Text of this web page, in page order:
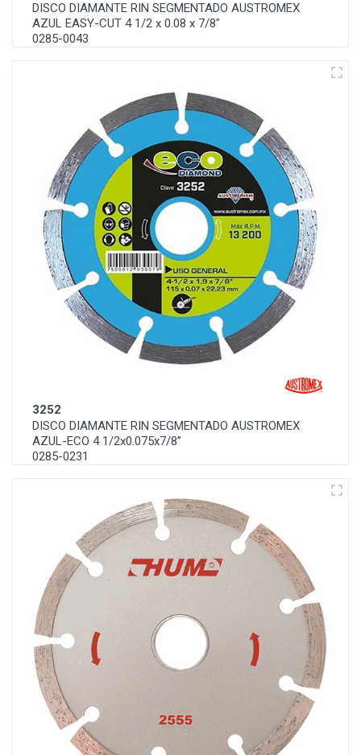
DISCO DIAMANTE RIN SEGMENTADO AUSTROMEX
AZUL EASY-CUT 4 1/2 x 0.08 x 7/8"
0285-0043
3252
DISCO DIAMANTE RIN SEGMENTADO AUSTROMEX
AZUL-ECO 4 1/2x0.075x7/8”
0285-0231